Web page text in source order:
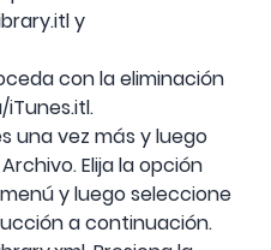
y
con la eliminación
una vez más y luego
Elija la opción
y luego seleccione
a continuación.